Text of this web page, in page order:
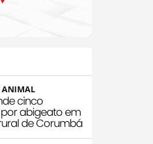
ANIMAL
cinco
abigeato em
de Corumbá